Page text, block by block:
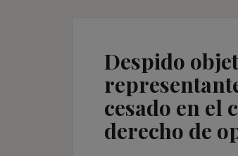
Despido
cesado en el
derecho de